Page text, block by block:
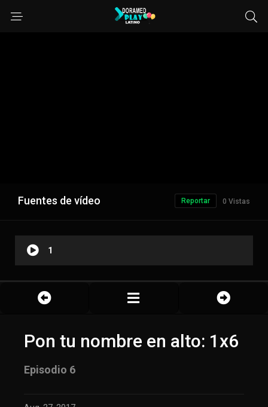
Fuentes de vídeo 0 Vistas
Reportar
1
Pon tu nombre en alto: 1x6
Episodio 6